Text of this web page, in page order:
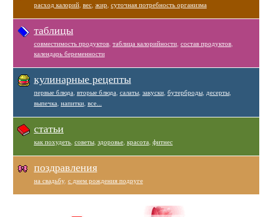
расход калорий, вес, жир суточная потребность организма
таблицы
совместимость продуктов, таблица калорийности, состав продуктов,
календарь беременности
кулинарные рецепты
первые блюда вторые блюда салаты, закуски, бутерброды, десерты,
выпечка напитки, все...
статьи
как похудеть, советы, здоровье, красота фитнес
поздравления
на свадьбу, с днем рождения подруге